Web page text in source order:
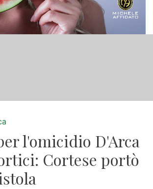
l'omicidio D'Arca
Cortese portò